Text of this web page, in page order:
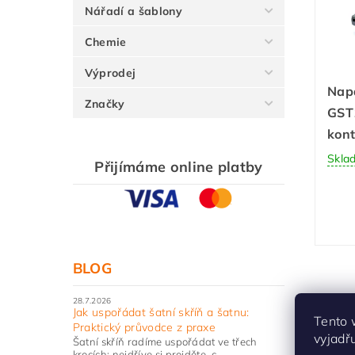
Nářadí a šablony
Chemie
Výprodej
Značky
Přijímáme online platby
BLOG
28.7.2026
Jak uspořádat šatní skříň a šatnu:
Praktický průvodce z praxe
Šatní skříň radíme uspořádat ve třech
Tento